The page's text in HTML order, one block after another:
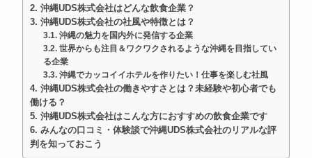
沖縄UDS株式会社はどんな飲食企業？
沖縄UDS株式会社の社風や特徴とは？
沖縄の魅力を国内外に発信する企業
世界からも注目＆ワクワクされるような沖縄を目指してい
る企業
沖縄でカッコイイホテルを作りたい！仕事を楽しむ社風
沖縄UDS株式会社の働きやすさとは？未経験や初心者でも
働ける？
沖縄UDS株式会社はこんな方におすすめの飲食企業です
みんなの口コミ・体験談で沖縄UDS株式会社のリアルな評
判を知っておこう